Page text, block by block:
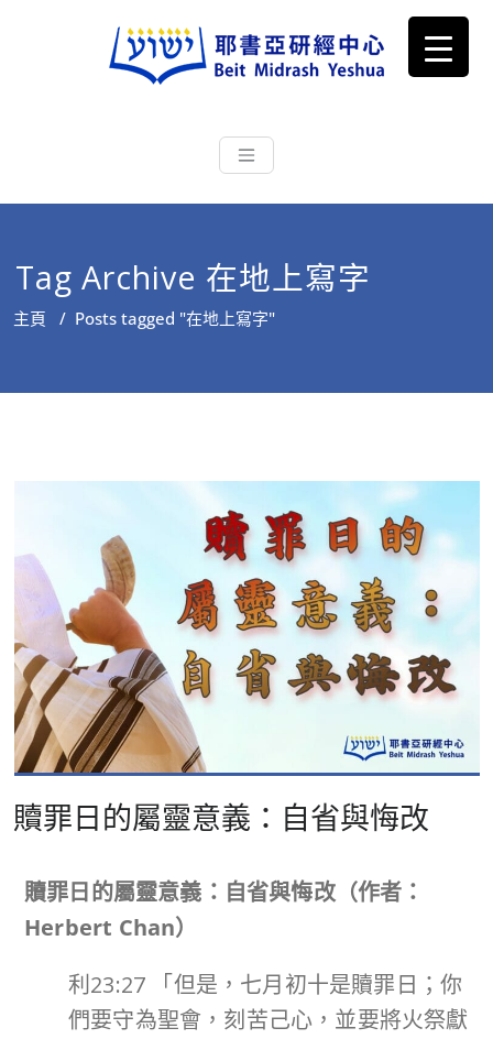
耶書亞研經中心
根源明白聖經，成為更好的門徒
Tag Archive 在地上寫字
主頁 / Posts tagged "在地上寫字"
贖罪日的屬靈意義：自省與悔改
贖罪日的屬靈意義：自省與悔改（作者：
Herbert Chan）
利23:27 「但是，七月初十是贖罪日；你
們要守為聖會，刻苦己心，並要將火祭獻